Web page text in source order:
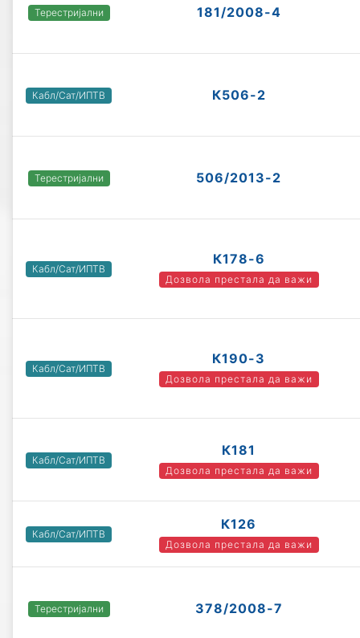
Терестријални 181/2008-4
Кабл/Сат/ИПТВ К506-2
Терестријални 506/2013-2
Кабл/Сат/ИПТВ
К178-6
Дозвола престала да важи
Кабл/Сат/ИПТВ
К190-3
Дозвола престала да важи
Кабл/Сат/ИПТВ
К181
Дозвола престала да важи
Кабл/Сат/ИПТВ
К126
Дозвола престала да важи
Терестријални 378/2008-7